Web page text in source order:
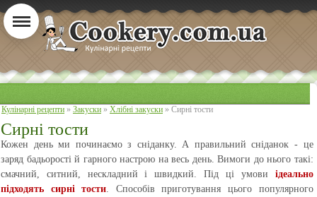
Кулінарні рецепти » Закуски » Хлібні закуски » Сирні тости
Сирні тости
Кожен день ми починаємо з сніданку. А правильний сніданок - це
заряд бадьорості й гарного настрою на весь день. Вимоги до нього такі:
смачний, ситний, нескладний і швидкий. Під ці умови ідеально
підходять сирні тости. Способів приготування цього популярного